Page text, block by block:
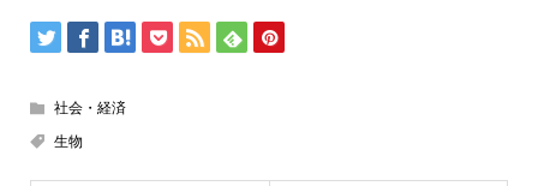
社会・経済
生物